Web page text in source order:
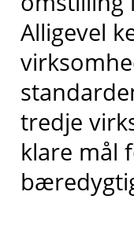
Alligevel
tredje
klare mål